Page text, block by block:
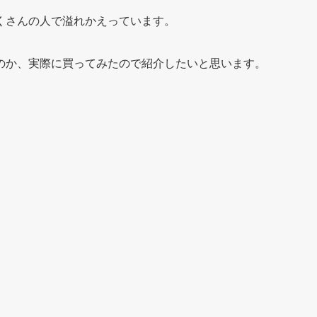
んの人で溢れかえっています。
、実際に買ってみたので紹介したいと思います。